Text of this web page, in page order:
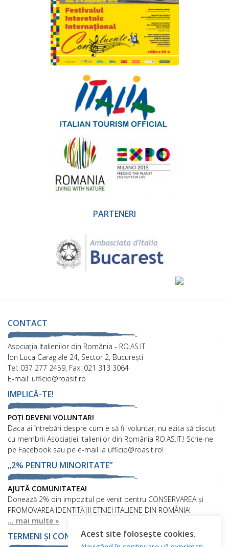
PARTENERI
CONTACT
Asociaţia Italienilor din România - RO.AS.IT.
Ion Luca Caragiale 24, Sector 2, București
Tel: 037 277 2459, Fax: 021 313 3064
E-mail: ufficio@roasit.ro
IMPLICĂ-TE!
POȚI DEVENI VOLUNTAR!
Daca ai întrebări despre cum e să fii voluntar, nu ezita să discuți
cu membrii Asociației Italienilor din România RO.AS.IT.! Scrie-ne
pe Facebook sau pe e-mail la ufficio@roasit.ro!
„2% PENTRU MINORITATE”
AJUTĂ COMUNITATEA!
Donează 2% din impozitul pe venit pentru CONSERVAREA și
PROMOVAREA IDENTITĂȚII ETNIEI ITALIENE DIN ROMÂNIA!
... mai multe »
TERMENI ȘI CONDIȚIIAcest site folosește cookies.